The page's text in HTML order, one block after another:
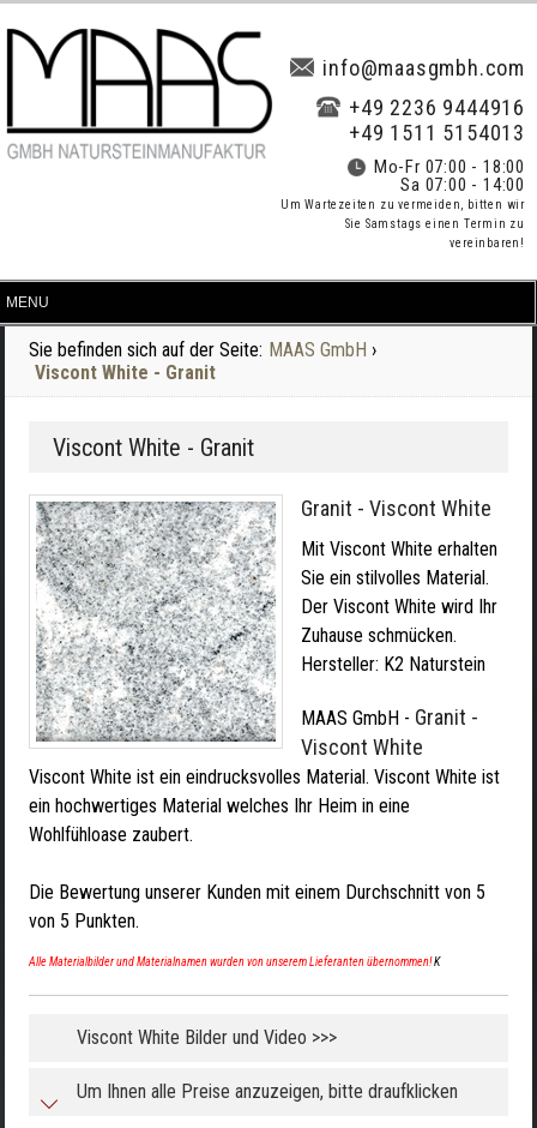
info@maasgmbh.com
+49 2236 9444916
+49 1511 5154013
Mo-Fr 07:00 - 18:00
Sa 07:00 - 14:00
Um Wartezeiten zu vermeiden, bitten wir
Sie Samstags einen Termin zu
vereinbaren!
Sie befinden sich auf der Seite: MAAS GmbH ›
Viscont White - Granit
Viscont White - Granit
Granit - Viscont White
Mit Viscont White erhalten
Sie ein stilvolles Material.
Der Viscont White wird Ihr
Zuhause schmücken.
Hersteller: K2 Naturstein
MAAS GmbH - Granit -
Viscont White
Viscont White ist ein eindrucksvolles Material. Viscont White ist
ein hochwertiges Material welches Ihr Heim in eine
Wohlfühloase zaubert.
Die Bewertung unserer Kunden mit einem Durchschnitt von 5
von 5 Punkten.
Alle Materialbilder und Materialnamen wurden von unserem Lieferanten übernommen!K
Viscont White Bilder und Video >>>
Um Ihnen alle Preise anzuzeigen, bitte draufklicken